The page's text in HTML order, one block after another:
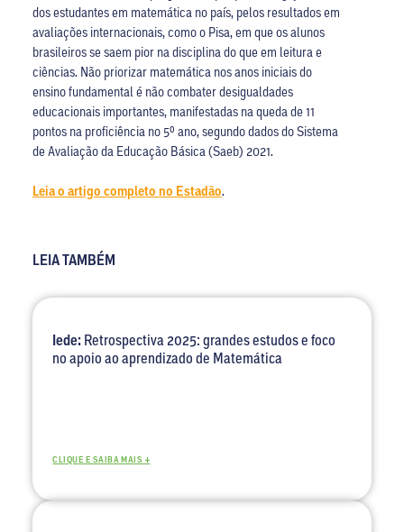
dos estudantes em matemática no país, pelos resultados em
avaliações internacionais, como o Pisa, em que os alunos
brasileiros se saem pior na disciplina do que em leitura e
ciências. Não priorizar matemática nos anos iniciais do
ensino fundamental é não combater desigualdades
educacionais importantes, manifestadas na queda de 11
pontos na proficiência no 5º ano, segundo dados do Sistema
de Avaliação da Educação Básica (Saeb) 2021.
Leia o artigo completo no Estadão.
LEIA TAMBÉM
Iede:Retrospectiva 2025: grandes estudos e foco
no apoio ao aprendizado de Matemática
CLIQUE E SAIBA MAIS +